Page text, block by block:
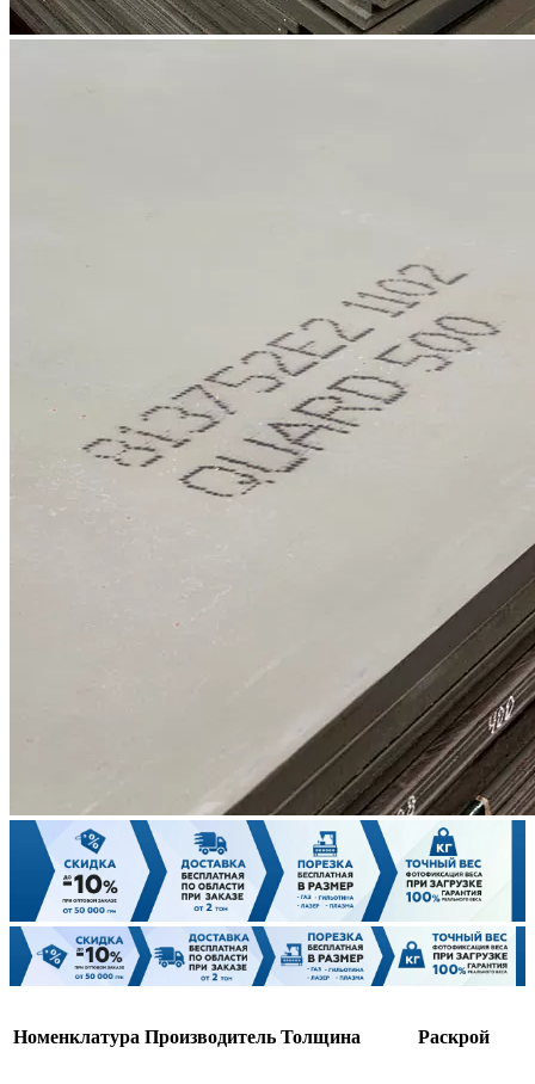
Номенклатура Производитель Толщина Раскрой